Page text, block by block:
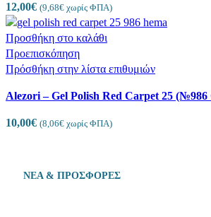
12,00€ (9,68€ χωρίς ΦΠΑ)
Προσθήκη στο καλάθι
Προεπισκόπηση
Πρόσθήκη στην λίστα επιθυμιών
Alezori – Gel Polish Red Carpet 25
10,00€ (8,06€ χωρίς ΦΠΑ)
ΝΕΑ & ΠΡΟΣΦΟΡΕΣ